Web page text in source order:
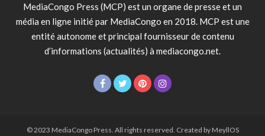
MediaCongo Press (MCP) est un organe de presse et un
média en ligne initié par MediaCongo en 2018. MCP est une
entité autonome et principal fournisseur de contenu
d’informations (actualités) à mediacongo.net.
© 2023 MediaCongo Press. All rights reserved. Created by MeyllOS